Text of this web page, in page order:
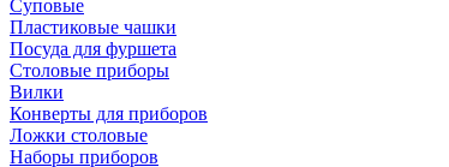
Суповые
Пластиковые чашки
Посуда для фуршета
Столовые приборы
Вилки
Конверты для приборов
Ложки столовые
Наборы приборов